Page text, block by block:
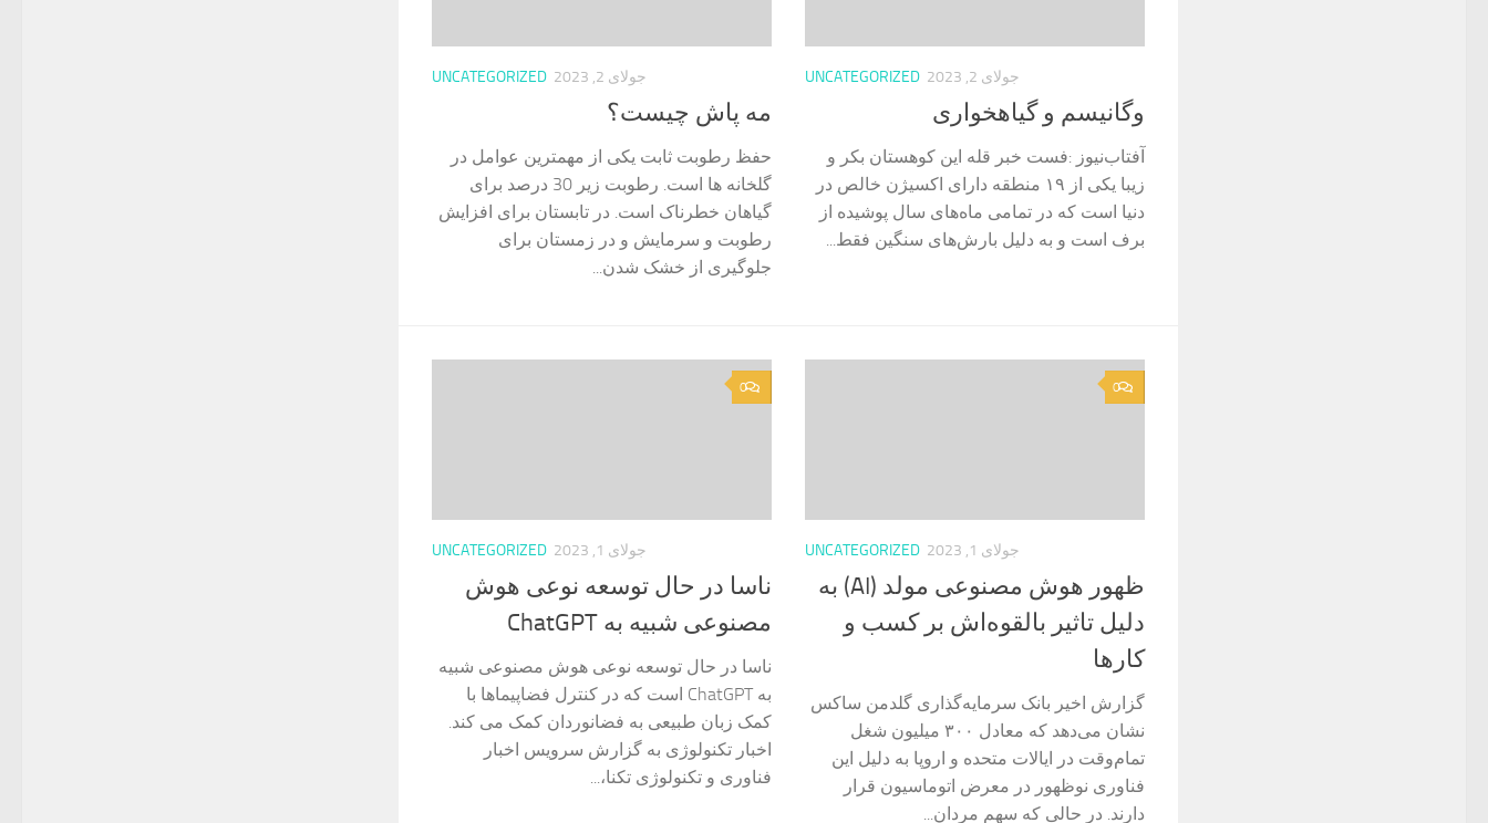
UNCATEGORIZED جولای 2, 2023
مه پاش چیست؟
حفظ رطوبت ثابت یکی از مهمترین عوامل در
گلخانه ها است. رطوبت زیر 30 درصد برای
گیاهان خطرناک است. در تابستان برای افزایش
رطوبت و سرمایش و در زمستان برای
جلوگیری از خشک شدن...
UNCATEGORIZED جولای 2, 2023
وگانیسم و گیاهخواری
آفتاب‌‌نیوز :فست خبر قله این کوهستان بکر و
زیبا یکی از ۱۹ منطقه دارای اکسیژن خالص در
دنیا است که در تمامی ماه‌های سال پوشیده از
برف است و به دلیل بارش‌های سنگین فقط...
0
UNCATEGORIZED جولای 1, 2023
ناسا در حال توسعه نوعی هوش
مصنوعی شبیه به ChatGPT
ناسا در حال توسعه نوعی هوش مصنوعی شبیه
به ChatGPT است که در کنترل فضاپیماها با
کمک زبان طبیعی به فضانوردان کمک می کند.
اخبار تکنولوژی به گزارش سرویس اخبار
فناوری و تکنولوژی تکنا،...
0
UNCATEGORIZED جولای 1, 2023
ظهور هوش مصنوعی مولد (AI) به
دلیل تاثیر بالقوه‌اش بر کسب و
کارها
گزارش اخیر بانک سرمایه‌گذاری گلدمن ساکس
نشان می‌دهد که معادل ۳۰۰ میلیون شغل
تمام‌وقت در ایالات متحده و اروپا به دلیل این
فناوری نوظهور در معرض اتوماسیون قرار
دارند. در حالی که سهم مردان...